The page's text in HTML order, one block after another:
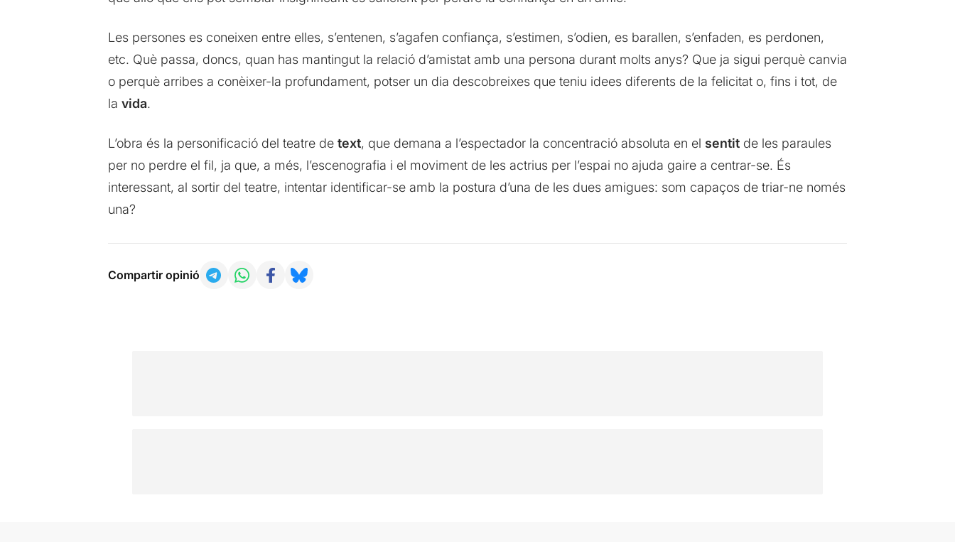
Les persones es coneixen entre elles, s’entenen, s’agafen confiança, s’estimen, s’odien, es barallen, s’enfaden, es perdonen,
etc. Què passa, doncs, quan has mantingut la relació d’amistat amb una persona durant molts anys? Que ja sigui perquè canvia
o perquè arribes a conèixer-la profundament, potser un dia descobreixes que teniu idees diferents de la felicitat o, fins i tot, de
la vida.
L’obra és la personificació del teatre de text, que demana a l’espectador la concentració absoluta en el sentitde les paraules
per no perdre el fil, ja que, a més, l’escenografia i el moviment de les actrius per l’espai no ajuda gaire a centrar-se. És
interessant, al sortir del teatre, intentar identificar-se amb la postura d’una de les dues amigues: som capaços de triar-ne només
una?
Compartir opinió